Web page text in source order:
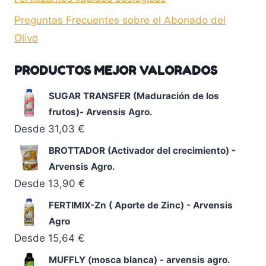
Preguntas Frecuentes sobre el Abonado del
Olivo
PRODUCTOS MEJOR VALORADOS
SUGAR TRANSFER (Maduración de los
frutos)- Arvensis Agro.
Desde 31,03 €
BROTTADOR (Activador del crecimiento) -
Arvensis Agro.
Desde 13,90 €
FERTIMIX-Zn ( Aporte de Zinc) - Arvensis
Agro
Desde 15,64 €
MUFFLY (mosca blanca) - arvensis agro.